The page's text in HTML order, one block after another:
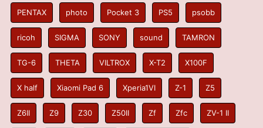
PENTAX photo Pocket 3 PS5 psobb
ricoh SIGMA SONY sound TAMRON
TG-6 THETA VILTROX X-T2 X100F
X half Xiaomi Pad 6 Xperia1VI Z-1 Z5
Z6II Z9 Z30 Z50II Zf Zfc ZV-1 II